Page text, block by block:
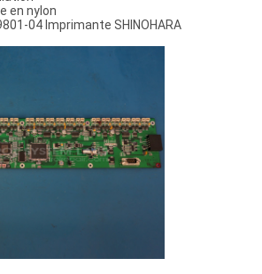
en nylon
04 Imprimante SHINOHARA